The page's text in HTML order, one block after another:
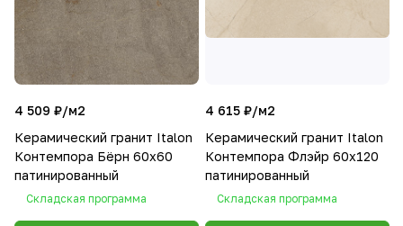
4 509 ₽/м2
Керамический гранит Italon
Контемпора Бёрн 60х60
патинированный
Складская программа
4 615 ₽/м2
Керамический гранит Italon
Контемпора Флэйр 60х120
патинированный
Складская программа